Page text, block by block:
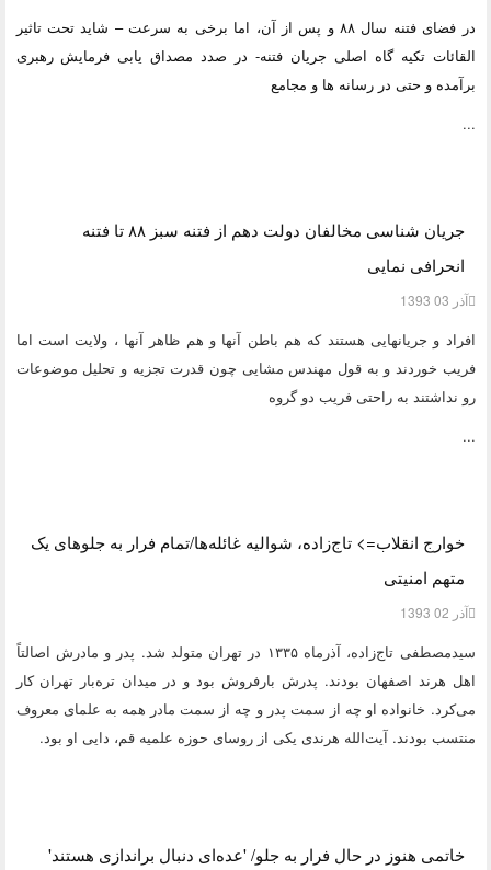
در فضای فتنه سال ۸۸ و پس از آن، اما برخی به سرعت – شاید تحت تاثیر
القائات تکیه گاه اصلی جریان فتنه- در صدد مصداق یابی فرمایش رهبری
برآمده و حتی در رسانه ها و مجامع
...
جریان شناسی مخالفان دولت دهم از فتنه سبز ۸۸ تا فتنه
انحرافی نمایی
آذر 03 1393
افراد و جریانهایی هستند که هم باطن آنها و هم ظاهر آنها ، ولایت است اما
فریب خوردند و به قول مهندس مشایی چون قدرت تجزیه و تحلیل موضوعات
رو نداشتند به راحتی فریب دو گروه
...
خوارج انقلاب=> تاج‌زاده، شوالیه غائله‌ها/تمام فرار به جلوهای یک
متهم امنیتی
آذر 02 1393
سیدمصطفی تاج‌زاده، آذرماه ۱۳۳۵ در تهران متولد شد. پدر و مادرش اصالتاً
اهل هرند اصفهان بودند. پدرش بارفروش بود و در میدان تره‌بار تهران کار
می‌کرد. خانواده او چه از سمت پدر و چه از سمت مادر همه به علمای معروف
منتسب بودند. آیت‌الله هرندی یکی از روسای حوزه علمیه قم، دایی او بود.
خاتمی هنوز در حال فرار به جلو/ 'عده‌ای دنبال براندازی هستند'